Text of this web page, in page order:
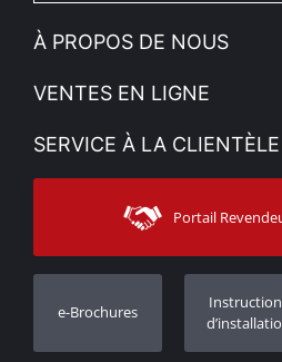
À PROPOS DE NOUS
L'entreprise
Voir nos actualités
Sitemap
VENTES EN LIGNE
Mon compte
Moyens d’expédition
SERVICE À LA CLIENTÈLE
Contacter
Assistance aux clients
Suivi des commandes
Concessionnaires
Portail
e-Brochures